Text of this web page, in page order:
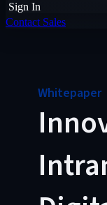
Sign In
Contact Sales
Whitepaper